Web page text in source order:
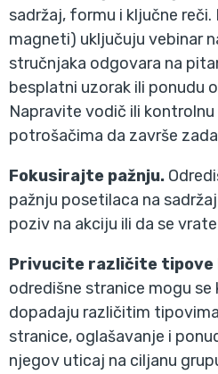
sadržaj, formu i ključne reči.
magneti) uključuju vebinar
stručnjaka odgovara na
besplatni uzorak ili ponudu
Napravite vodič ili
potrošačima da završe
Fokusirajte pažnju.
pažnju posetilaca na
poziv na akciju ili da se
Privucite različite tipove
odredišne stranice mogu se
dopadaju različitim
stranice, oglašavanje i
njegov uticaj na ciljanu